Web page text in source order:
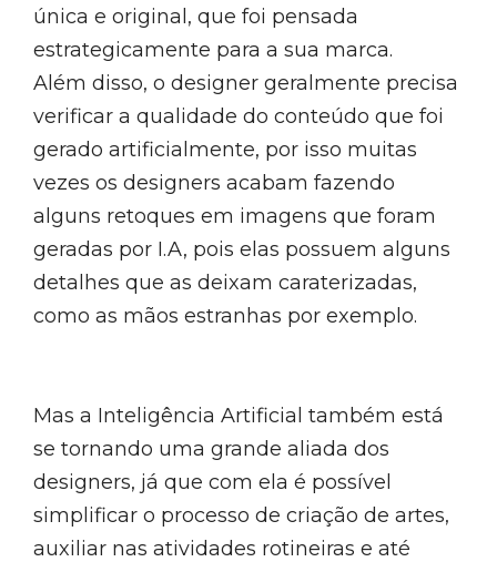
única e original, que foi pensada
estrategicamente para a sua marca.
Além disso, o designer geralmente precisa
verificar a qualidade do conteúdo que foi
gerado artificialmente, por isso muitas
vezes os designers acabam fazendo
alguns retoques em imagens que foram
geradas por I.A, pois elas possuem alguns
detalhes que as deixam caraterizadas,
como as mãos estranhas por exemplo.
Mas a Inteligência Artificial também está
se tornando uma grande aliada dos
designers, já que com ela é possível
simplificar o processo de criação de artes,
auxiliar nas atividades rotineiras e até